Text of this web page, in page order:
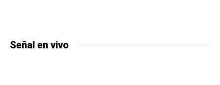
Señal en vivo